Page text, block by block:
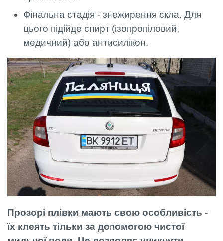
Фінальна стадія - знежирення скла. Для
цього підійде спирт (ізопропіловий,
медичний) або антисилікон.
Прозорі плівки мають свою особливість -
їх клеять тільки за допомогою чистої